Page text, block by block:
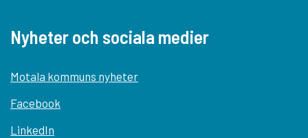
Nyheter och sociala medier
Motala kommuns nyheter
Facebook
LinkedIn